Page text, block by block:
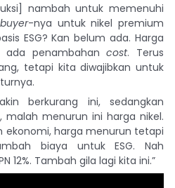
nambah untuk memenuhi
buyer-nya untuk nikel premium
ESG? Kan belum ada. Harga
ada penambahancost. Terus
tetapi kita diwajibkan untuk
berkurang ini, sedangkan
malah menurun ini harga nikel.
ekonomi, harga menurun tetapi
biaya untuk ESG. Nah
12%. Tambah gila lagi kita ini.”